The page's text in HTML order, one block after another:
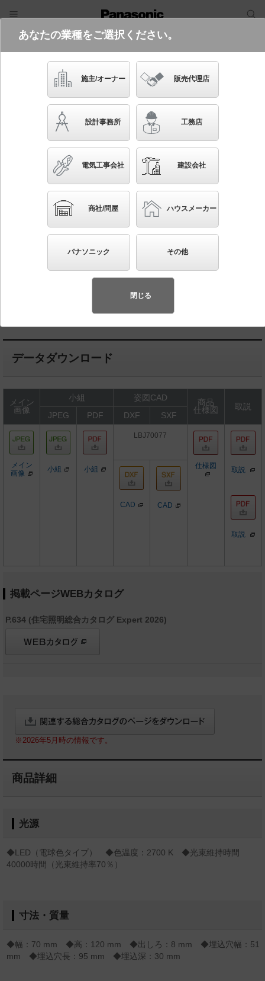
電気・建築設備（ビジネス）
フリーワード
品番・キーワード
かんたん照度計算
LBJ70077
壁埋込型 LED（電球色） フットライト コンセント
付 明るさセンサ付 白熱電球10形以下1灯器具相当
◆希望小売価格 6,700 円（税抜）
データダウンロード
メイン
画像
小組 姿図CAD
商品
仕様図
取説
JPEG
PDF DXF SXF
メイン
画像
小組 小組
LBJ70077
仕様図 取説
取説
CAD CAD
掲載ページWEBカタログ
P.634 (住宅照明総合カタログ Expert 2026)
※2026年5月時の情報です。
商品詳細
光源
◆LED（電球色タイプ） ◆色温度：2700 K ◆光束維持時間
40000時間（光束維持率70％）
寸法・質量
◆幅：70 mm ◆高：120 mm ◆出しろ：8 mm ◆埋込穴幅：51
mm ◆埋込穴長：95 mm ◆埋込深：30 mm
あなたの業種をご選択ください。
施主/オーナー 販売代理店
設計事務所 工務店
電気工事会社 建設会社
商社/問屋 ハウスメーカー
パナソニック その他
閉じる